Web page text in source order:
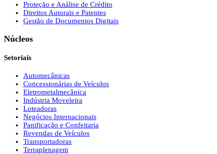
Proteção e Análise de Crédito
Direitos Autorais e Patentes
Gestão de Documentos Digitais
Núcleos
Setoriais
Automecânicas
Concessionárias de Veículos
Eletrometalmecânica
Indústria Moveleira
Loteadoras
Negócios Internacionais
Panificação e Confeitaria
Revendas de Veículos
Transportadoras
Terraplenagem